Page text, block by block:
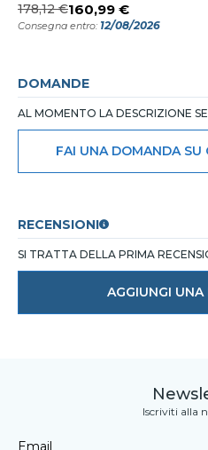
178,12 €160,99 €
Consegna entro: 12/08/2026
DOMANDE
AL MOMENTO LA DESCRIZIONE
FAI UNA DOMANDA
RECENSIONI
SI TRATTA DELLA PRIMA
AGGIUNGI UNA
Iscriviti alla
Email